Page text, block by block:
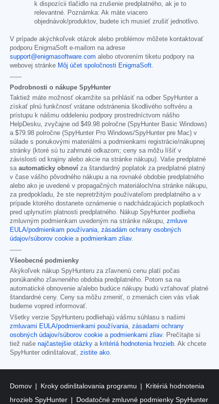
k dispozícii tlačidlo na zrušenie predplatného, ak je to
relevantné. Poznámka: Ak máte viacero
objednávok/produktov, budete ich musieť zrušiť jednotlivo.
V prípade akýchkoľvek otázok alebo problémov môžete kontaktovať
podporu EnigmaSoft e-mailom na adrese
support@enigmasoftware.com alebo otvorením tiketu podpory na
webovej stránke Môj účet spoločnosti EnigmaSoft.
------
Podrobnosti o nákupe SpyHunter
Taktiež máte možnosť okamžite sa prihlásiť na odber SpyHunter a
získať plnú funkčnosť vrátane odstránenia škodlivého softvéru a
prístupu k nášmu oddeleniu podpory prostredníctvom nášho
HelpDesku, zvyčajne od $49.98 polročne (SpyHunter Basic Windows)
a $79.98 polročne (SpyHunter Pro Windows/SpyHunter pre Mac) v
súlade s ponukovými materiálmi a podmienkami registrácie/nákupnej
stránky (ktoré sú tu zahrnuté odkazom; ceny sa môžu líšiť v
závislosti od krajiny alebo akcie na stránke nákupu). Vaše predplatné
sa automaticky obnoví za štandardný poplatok za predplatné platný
v čase vášho pôvodného nákupu a na rovnaké obdobie predplatného
alebo ako je uvedené v propagačných materiáloch/na stránke nákupu,
za predpokladu, že ste nepretržitým používateľom predplatného a v
prípade ktorého dostanete oznámenie o nadchádzajúcich poplatkoch
pred uplynutím platnosti predplatného. Nákup SpyHunter podlieha
zmluvným podmienkam uvedeným na stránke nákupu, zmluve
EULA/podmienkam používania, zásadám ochrany osobných
údajov/súborov cookie a podmienkam zliav.
------
Všeobecné podmienky
Akýkoľvek nákup SpyHunteru za zľavnenú cenu platí počas
ponúkaného zľavneného obdobia predplatného. Potom sa na
automatické obnovenie a/alebo budúce nákupy budú vzťahovať platné
štandardné ceny. Ceny sa môžu zmeniť, o zmenách cien vás však
budeme vopred informovať.
Všetky verzie SpyHunteru podliehajú vášmu súhlasu s našimi
zmluvami EULA/podmienkami používania, zásadami ochrany
osobných údajov/súborov cookie a podmienkami zliav. Prečítajte si
tiež naše najčastejšie otázky a kritériá hodnotenia hrozieb. Ak chcete
SpyHunter odinštalovať, zistite ako.
Domov Kroky odinštalovania programu
Kritériá hodnotenia
hrozieb SpyHunter
Dodatočné zmluvné podmienky SpyHunter